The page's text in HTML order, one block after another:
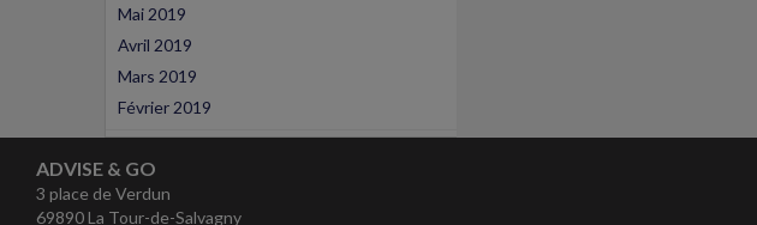
Mai 2019
Avril 2019
Mars 2019
Février 2019
ADVISE & GO
3 place de Verdun
69890 La Tour-de-Salvagny